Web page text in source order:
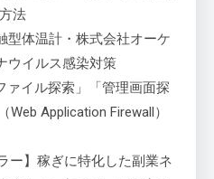
法
型体温計・株式会社オーケ
ウイルス感染対策
ァイル探索」「管理画面探
Application Firewall）
ー】稼ぎに特化した副業ネ